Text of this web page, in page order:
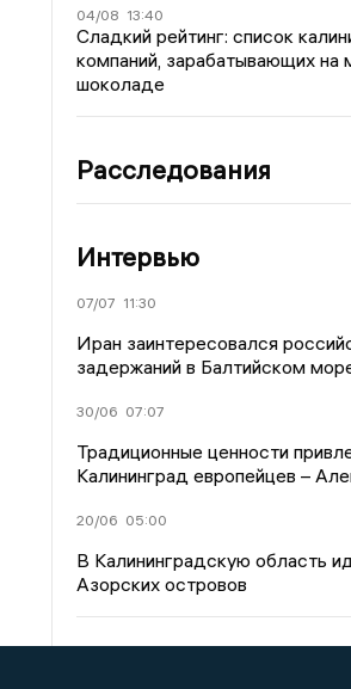
04/08 13:40
Сладкий рейтинг: список
компаний, зарабатывающих на
шоколаде
Расследования
Интервью
07/07 11:30
Иран заинтересовался
задержаний в Балтийском
30/06 07:07
Традиционные ценности
Калининград европейцев –
20/06 05:00
В Калининградскую область
Азорских островов